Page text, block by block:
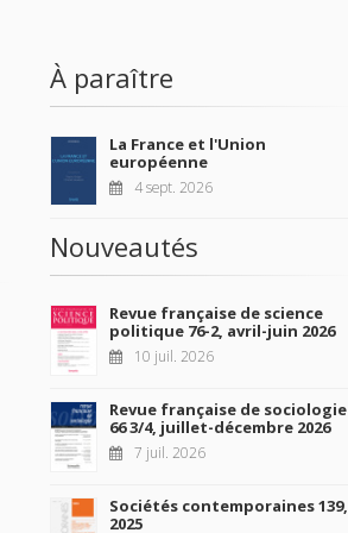
À paraître
La France et l'Union
européenne
4 sept. 2026
Nouveautés
Revue française de science
politique 76-2, avril-juin 2026
10 juil. 2026
Revue française de sociologie
66 3/4, juillet-décembre 2026
7 juil. 2026
Sociétés contemporaines 139,
2025